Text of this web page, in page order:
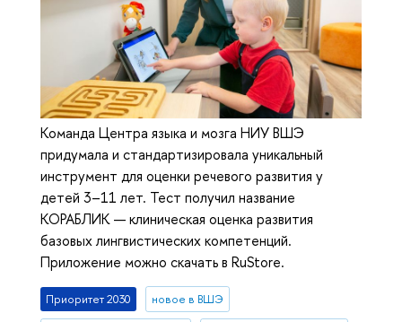
Команда Центра языка и мозга НИУ ВШЭ
придумала и стандартизировала уникальный
инструмент для оценки речевого развития у
детей 3–11 лет. Тест получил название
КОРАБЛИК — клиническая оценка развития
базовых лингвистических компетенций.
Приложение можно скачать в RuStore.
Приоритет 2030 новое в ВШЭ